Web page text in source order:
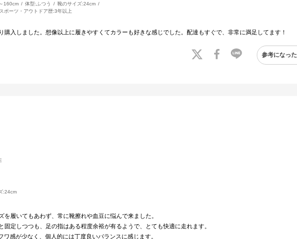
160cm 体型: ふつう 靴のサイズ:24cm
スポーツ・アウトドア歴:3年以上
購入しました。想像以上に履きやすくてカラーも好きな感じでした。配達もすぐで、非常に満足してます！
参考になった
:24cm
履いてもあわず、常に靴擦れや血豆に悩んで来ました。
固定しつつも、足の指はある程度余裕が有るようで、とても快適に走れます。
感が少なく、個人的には丁度良いバランスに感じます。